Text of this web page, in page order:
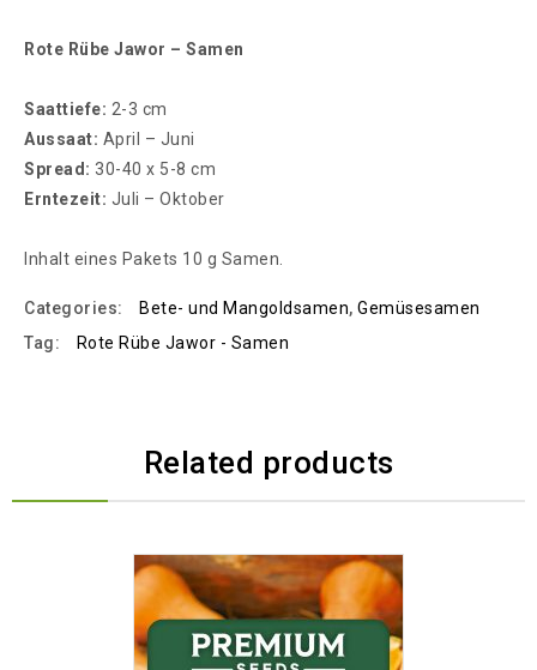
Rote Rübe Jawor – Samen
Saattiefe: 2-3 cm
Aussaat: April – Juni
Spread: 30-40 x 5-8 cm
Erntezeit: Juli – Oktober
Inhalt eines Pakets 10 g Samen.
Categories: Bete- und Mangoldsamen, Gemüsesamen
Tag:
Rote Rübe Jawor - Samen
Related products